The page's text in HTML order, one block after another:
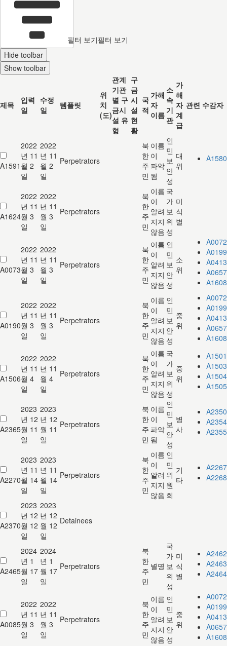
필터 보기필터 보기
Hide toolbar
Show toolbar
제목
입력
일
수정
일
템플릿
위
치
(도)
관계
기관
별 구
금시
설 유
형
구
금
시
설
현
황
국
적
가해
자
이름
소
속
기
관
가
해
자
계
급
관련 수감자
A1591
2022
년 11
월 2
일
2022
년 11
월 2
일
Perpetrators
북
한
주
민
이름
이
파악
됨
인
민
보
안
성
대
위
A1580
A1624
2022
년 11
월 3
일
2022
년 11
월 3
일
Perpetrators
북
한
주
민
이름
이
알려
지지
않음
국
가
보
위
성
미
식
별
A0073
2022
년 11
월 3
일
2022
년 11
월 3
일
Perpetrators
북
한
주
민
이름
이
알려
지지
않음
인
민
보
안
성
소
위
A0072
A0199
A0413
A0657
A1608
A0190
2022
년 11
월 3
일
2022
년 11
월 3
일
Perpetrators
북
한
주
민
이름
이
알려
지지
않음
인
민
보
안
성
중
위
A0072
A0199
A0413
A0657
A1608
A1506
2022
년 11
월 4
일
2022
년 11
월 4
일
Perpetrators
북
한
주
민
이름
이
알려
지지
않음
국
가
보
위
성
중
위
A1501
A1503
A1504
A1505
A2365
2023
년 12
월 11
일
2023
년 12
월 11
일
Perpetrators
북
한
주
민
이름
이
파악
됨
인
민
보
안
성
병
사
A2350
A2354
A2355
A2270
2023
년 11
월 14
일
2023
년 11
월 14
일
Perpetrators
북
한
주
민
이름
이
알려
지지
않음
인
민
위
원
회
기
타
A2267
A2268
A2370
2023
년 12
월 12
일
2023
년 12
월 12
일
Detainees
A2465
2024
년 1
월 17
일
2024
년 1
월 17
일
Perpetrators
북
한
주
민
별명
국
가
보
위
성
미
식
별
A2462
A2463
A2464
A0085
2022
년 11
월 3
일
2022
년 11
월 3
일
Perpetrators
북
한
주
민
이름
이
알려
지지
않음
인
민
보
안
성
중
위
A0072
A0199
A0413
A0657
A1608